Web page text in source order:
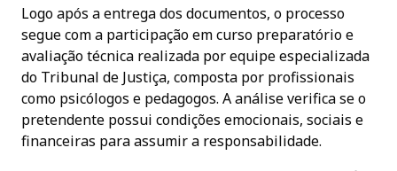
Logo após a entrega dos documentos, o processo
segue com a participação em curso preparatório e
avaliação técnica realizada por equipe especializada
do Tribunal de Justiça, composta por profissionais
como psicólogos e pedagogos. A análise verifica se o
pretendente possui condições emocionais, sociais e
financeiras para assumir a responsabilidade.